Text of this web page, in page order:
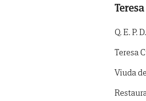
Q. E. P. D.
Teresa
Viuda